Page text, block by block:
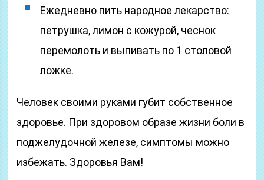
Ежедневно пить народное лекарство:
петрушка, лимон с кожурой, чеснок
перемолоть и выпивать по 1 столовой
ложке.
Человек своими руками губит собственное
здоровье. При здоровом образе жизни боли в
поджелудочной железе, симптомы можно
избежать. Здоровья Вам!